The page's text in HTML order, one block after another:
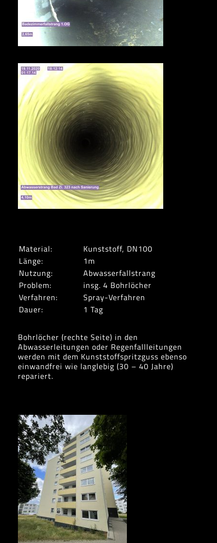
Material:
Kunststoff, DN100
Länge:
1m
Nutzung:
Abwasserfallstrang
Problem:
insg. 4 Bohrlöcher
Verfahren:
Spray-Verfahren
Dauer:
1 Tag
Bohrlöcher (rechte Seite) in den
Abwasserleitungen oder Regenfallleitungen
werden mit dem Kunststoffspritzguss ebenso
einwandfrei wie langlebig (30 – 40 Jahre)
repariert.